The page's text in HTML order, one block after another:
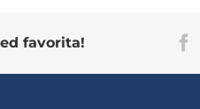
favorita!